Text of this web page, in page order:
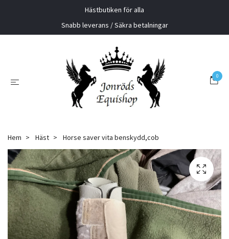
Hästbutiken för alla
Snabb leverans / Säkra betalningar
0
Hem Häst Horse saver vita benskydd,cob